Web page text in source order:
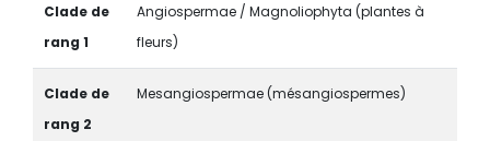
Clade de
rang 1
Angiospermae / Magnoliophyta (plantes à
fleurs)
Clade de
rang 2
Mesangiospermae (mésangiospermes)